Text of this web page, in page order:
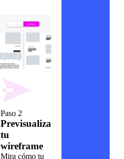
Paso 2
Previsualiza
tu
wireframe
Mira cómo tu